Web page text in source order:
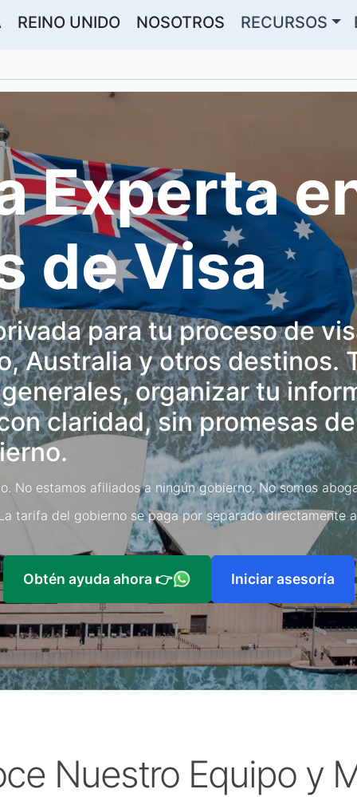
REINO UNIDO NOSOTROS RECURSOS
Experta
de Visa
para tu proceso de
Australia y otros destinos.
organizar tu
claridad, sin promesas
No estamos afiliados a ningún gobierno. No somos
tarifa del gobierno se paga por separado directamente
Obtén ayuda ahora 👉 Iniciar asesoría
Nuestro Equipo y